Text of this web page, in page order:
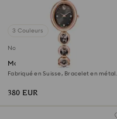
3 Couleurs
Nouveau
Montre Imber oval
Fabriqué en Suisse, Bracelet en métal,
380 EUR